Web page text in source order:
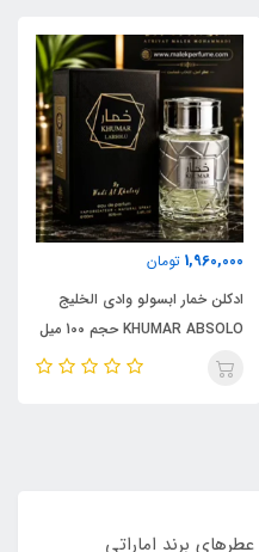
1,960,000 تومان
ادکلن خمار ابسولو وادی الخلیج
KHUMAR ABSOLO حجم 100 میل
| مشابه اورجینال ایو سن لورن مای
برند اماراتی